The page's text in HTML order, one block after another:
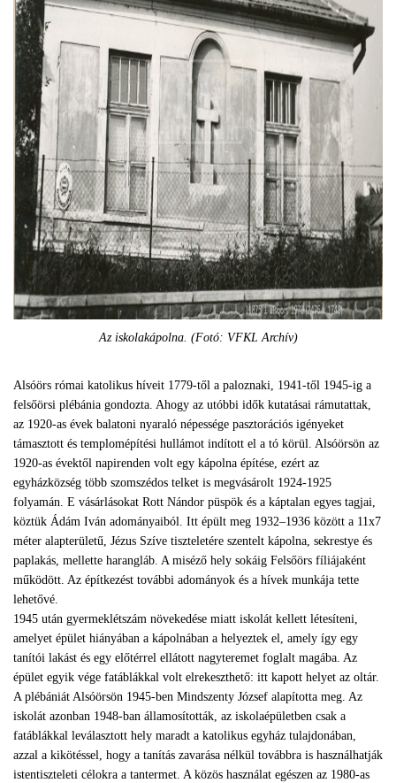
Az iskolakápolna. (Fotó: VFKL Archív)
Alsóörs római katolikus híveit 1779-től a paloznaki, 1941-től 1945-ig a
felsőörsi plébánia gondozta. Ahogy az utóbbi idők kutatásai rámutattak,
az 1920-as évek balatoni nyaraló népessége pasztorációs igényeket
támasztott és templomépítési hullámot indított el a tó körül. Alsóörsön az
1920-as évektől napirenden volt egy kápolna építése, ezért az
egyházközség több szomszédos telket is megvásárolt 1924-1925
folyamán. E vásárlásokat Rott Nándor püspök és a káptalan egyes tagjai,
köztük Ádám Iván adományaiból. Itt épült meg 1932–1936 között a 11x7
méter alapterületű, Jézus Szíve tiszteletére szentelt kápolna, sekrestye és
paplakás, mellette harangláb. A miséző hely sokáig Felsőörs fíliájaként
működött. Az építkezést további adományok és a hívek munkája tette
lehetővé.
1945 után gyermeklétszám növekedése miatt iskolát kellett létesíteni,
amelyet épület hiányában a kápolnában a helyeztek el, amely így egy
tanítói lakást és egy előtérrel ellátott nagyteremet foglalt magába. Az
épület egyik vége fatáblákkal volt elrekeszthető: itt kapott helyet az oltár.
A plébániát Alsóörsön 1945-ben Mindszenty József alapította meg. Az
iskolát azonban 1948-ban államosították, az iskolaépületben csak a
fatáblákkal leválasztott hely maradt a katolikus egyház tulajdonában,
azzal a kikötéssel, hogy a tanítás zavarása nélkül továbbra is használhatják
istentiszteleti célokra a tantermet. A közös használat egészen az 1980-as